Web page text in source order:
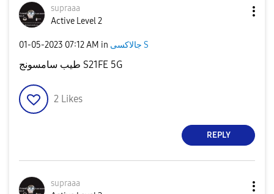
supraaa
Active Level 2
‎01-05-2023 07:12 AM in جالاكسى S
طيب سامسونج S21FE 5G
2 Likes
REPLY
supraaa